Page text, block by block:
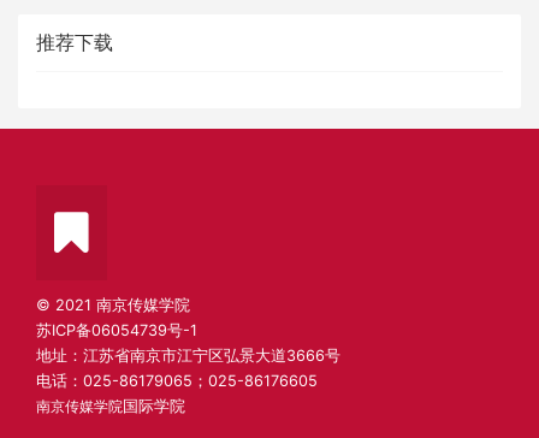
推荐下载
© 2021 南京传媒学院
苏ICP备06054739号-1
地址：江苏省南京市江宁区弘景大道3666号
电话：025-86179065；025-86176605
南京传媒学院国际学院